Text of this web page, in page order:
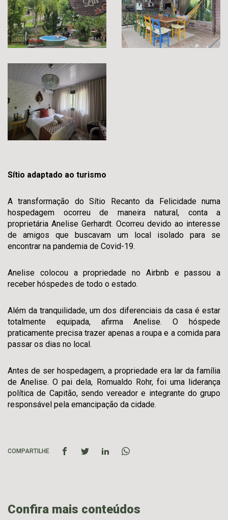
Sítio adaptado ao turismo
A transformação do Sítio Recanto da Felicidade numa
hospedagem ocorreu de maneira natural, conta a
proprietária Anelise Gerhardt. Ocorreu devido ao interesse
de amigos que buscavam um local isolado para se
encontrar na pandemia de Covid-19.
Anelise colocou a propriedade no Airbnb e passou a
receber hóspedes de todo o estado.
Além da tranquilidade, um dos diferenciais da casa é estar
totalmente equipada, afirma Anelise. O hóspede
praticamente precisa trazer apenas a roupa e a comida para
passar os dias no local.
Antes de ser hospedagem, a propriedade era lar da família
de Anelise. O pai dela, Romualdo Rohr, foi uma liderança
política de Capitão, sendo vereador e integrante do grupo
responsável pela emancipação da cidade.
COMPARTILHE
Confira mais conteúdos